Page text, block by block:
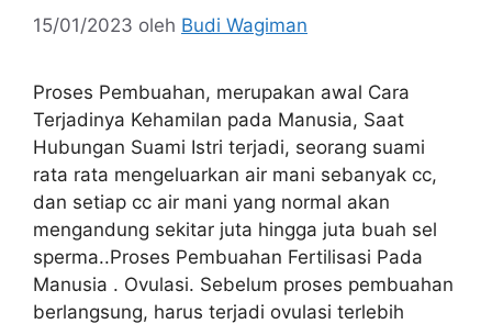
15/01/2023 oleh Budi Wagiman
Proses Pembuahan, merupakan awal Cara
Terjadinya Kehamilan pada Manusia, Saat
Hubungan Suami Istri terjadi, seorang suami
rata rata mengeluarkan air mani sebanyak cc,
dan setiap cc air mani yang normal akan
mengandung sekitar juta hingga juta buah sel
sperma..Proses Pembuahan Fertilisasi Pada
Manusia . Ovulasi. Sebelum proses pembuahan
berlangsung, harus terjadi ovulasi terlebih